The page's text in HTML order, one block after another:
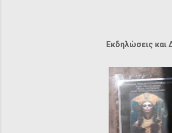
Εκδηλώσεις και